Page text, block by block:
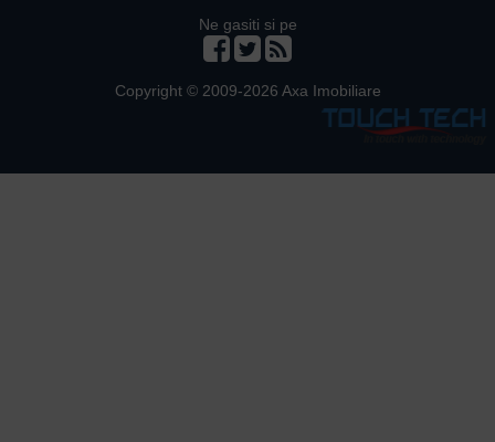
Ne gasiti si pe
Copyright © 2009-2026 Axa Imobiliare